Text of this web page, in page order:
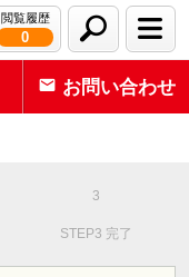
閲覧履歴
0
お問い合わせ
STEP3 完了